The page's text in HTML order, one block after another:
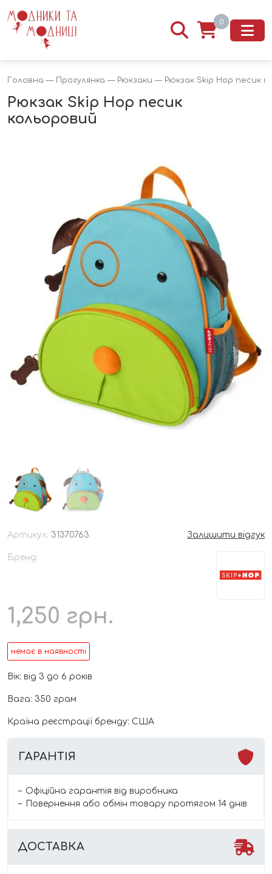
0
Головна — Прогулянка — Рюкзаки — Рюкзак Skip Hop песик
Рюкзак Skip Hop песик
кольоровий
Артикул: 31370763 Залишити відгук
Бренд:
1,250 грн.
немає в наявності
Вік: від 3 до 6 років
Вага: 350 грам
Країна реєстрації бренду: США
ГАРАНТІЯ
Офіційна гарантія від виробника
Повернення або обмін товару протягом 14 днів
ДОСТАВКА